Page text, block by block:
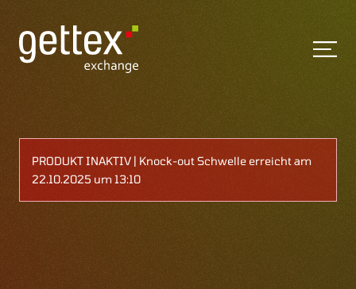
PRODUKT INAKTIV | Knock-out Schwelle erreicht am
22.10.2025 um 13:10